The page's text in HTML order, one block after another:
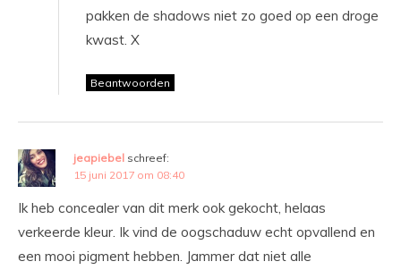
pakken de shadows niet zo goed op een droge
kwast. X
Beantwoorden
jeapiebel schreef:
15 juni 2017 om 08:40
Ik heb concealer van dit merk ook gekocht, helaas
verkeerde kleur. Ik vind de oogschaduw echt opvallend en
een mooi pigment hebben. Jammer dat niet alle